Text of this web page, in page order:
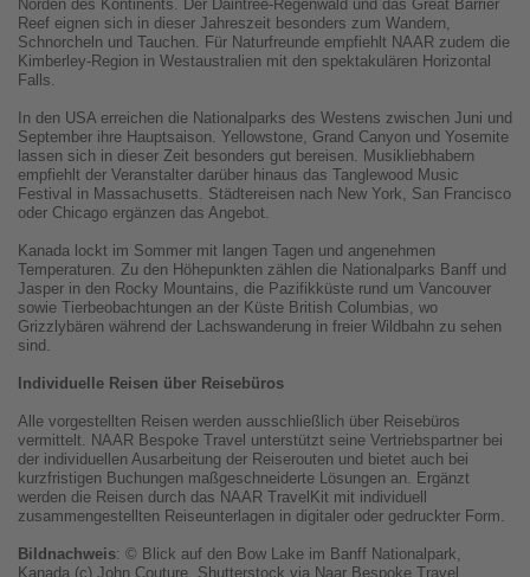
Norden des Kontinents. Der Daintree-Regenwald und das Great Barrier
Reef eignen sich in dieser Jahreszeit besonders zum Wandern,
Schnorcheln und Tauchen. Für Naturfreunde empfiehlt NAAR zudem die
Kimberley-Region in Westaustralien mit den spektakulären Horizontal
Falls.
In den USA erreichen die Nationalparks des Westens zwischen Juni und
September ihre Hauptsaison. Yellowstone, Grand Canyon und Yosemite
lassen sich in dieser Zeit besonders gut bereisen. Musikliebhabern
empfiehlt der Veranstalter darüber hinaus das Tanglewood Music
Festival in Massachusetts. Städtereisen nach New York, San Francisco
oder Chicago ergänzen das Angebot.
Kanada lockt im Sommer mit langen Tagen und angenehmen
Temperaturen. Zu den Höhepunkten zählen die Nationalparks Banff und
Jasper in den Rocky Mountains, die Pazifikküste rund um Vancouver
sowie Tierbeobachtungen an der Küste British Columbias, wo
Grizzlybären während der Lachswanderung in freier Wildbahn zu sehen
sind.
Individuelle Reisen über Reisebüros
Alle vorgestellten Reisen werden ausschließlich über Reisebüros
vermittelt. NAAR Bespoke Travel unterstützt seine Vertriebspartner bei
der individuellen Ausarbeitung der Reiserouten und bietet auch bei
kurzfristigen Buchungen maßgeschneiderte Lösungen an. Ergänzt
werden die Reisen durch das NAAR TravelKit mit individuell
zusammengestellten Reiseunterlagen in digitaler oder gedruckter Form.
Bildnachweis: © Blick auf den Bow Lake im Banff Nationalpark,
Kanada (c) John Couture, Shutterstock via Naar Bespoke Travel